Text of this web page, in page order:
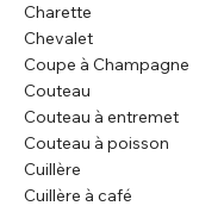
Charette
Chevalet
Coupe à Champagne
Couteau
Couteau à entremet
Couteau à poisson
Cuillère
Cuillère à café